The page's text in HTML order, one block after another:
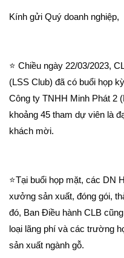
Kính gửi Quý doanh nghiệp,
⭐ Chiều ngày 22/03/2023,
(LSS Club) đã có buổi họp
Công ty TNHH Minh Phát 2
khoảng 45 tham dự viên là
khách mời.
⭐Tại buổi họp mặt, các DN
xưởng sản xuất, đóng gói,
đó, Ban Điều hành CLB
loại lãng phí và các trường
sản xuất ngành gỗ.